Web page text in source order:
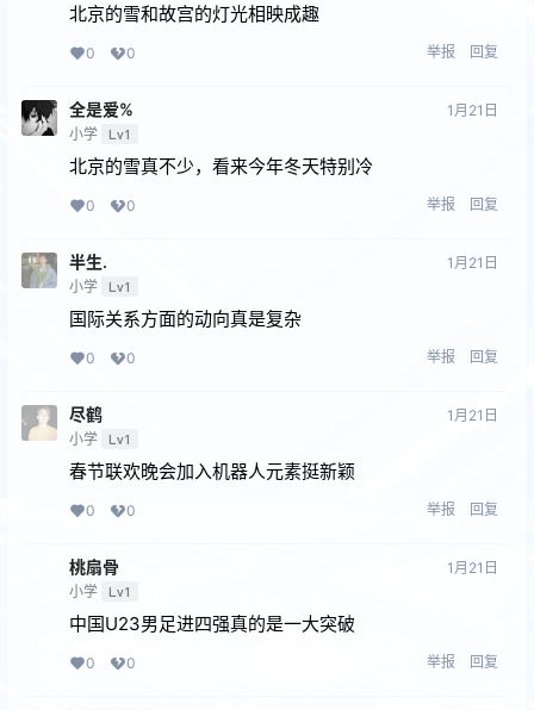
北京的雪和故宫的灯光相映成趣
0 0 举报 回复
全是爱%
小学 Lv1
1月21日
北京的雪真不少，看来今年冬天特别冷
0 0 举报 回复
半生.
小学 Lv1
1月21日
国际关系方面的动向真是复杂
0 0 举报 回复
尽鹤
小学 Lv1
1月21日
春节联欢晚会加入机器人元素挺新颖
0 0 举报 回复
桃扇骨
小学 Lv1
1月21日
中国U23男足进四强真的是一大突破
0 0 举报 回复